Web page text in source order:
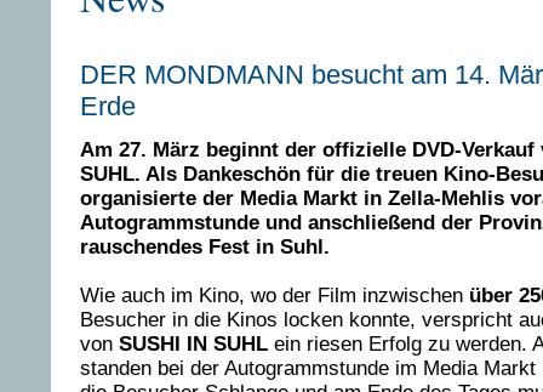
DER MONDMANN besucht am 14.
Erde
Am 27. März beginnt der offizielle DVD-Verkauf
SUHL. Als Dankeschön für die treuen Kino-
organisierte der Media Markt in Zella-Mehlis
Autogrammstunde und anschließend der
rauschendes Fest in Suhl.
Wie auch im Kino, wo der Film inzwischen über
Besucher in die Kinos locken konnte, verspricht
von SUSHI IN SUHL ein riesen Erfolg zu werden.
standen bei der Autogrammstunde im Media